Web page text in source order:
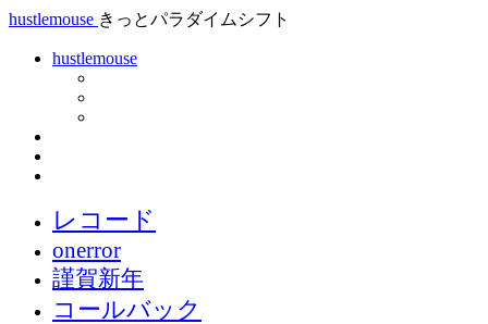
hustlemouse きっとパラダイムシフト
hustlemouse
レコード
onerror
謹賀新年
コールバック